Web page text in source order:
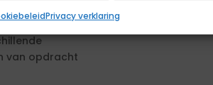
Privacy verklaring
van deze
en
van opdracht